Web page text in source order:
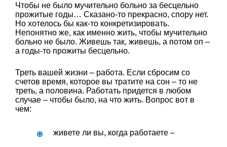
Чтобы не было мучительно больно за бесцельно
прожитые годы… Сказано-то прекрасно, спору нет.
Но хотелось бы как-то конкретизировать.
Непонятно же, как именно жить, чтобы мучительно
больно не было. Живешь так, живешь, а потом оп –
а годы-то прожиты бесцельно.
Треть вашей жизни – работа. Если сбросим со
счетов время, которое вы тратите на сон – то не
треть, а половина. Работать придется в любом
случае – чтобы было, на что жить. Вопрос вот в
чем:
живете ли вы, когда работаете –